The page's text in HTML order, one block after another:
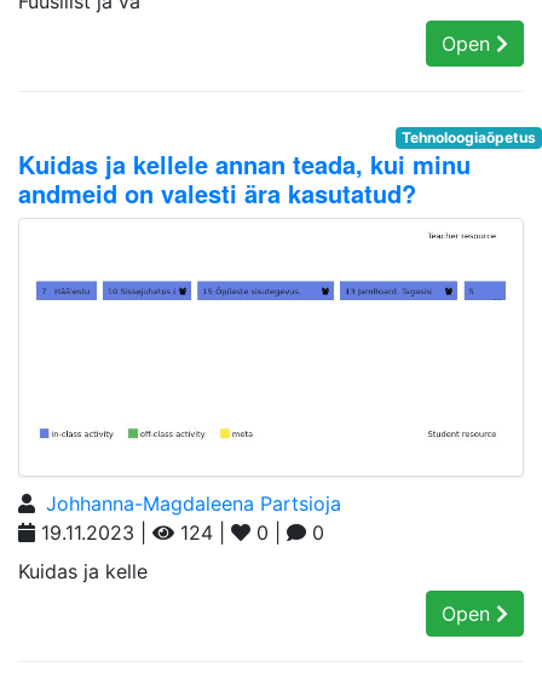
Open
Tehnoloogiaõpetus
Kuidas ja kellele annan teada, kui minu
andmeid on valesti ära kasutatud?
Johhanna-Magdaleena Partsioja
19.11.2023 |
124 | 0 |
0
Kuidas ja kelle
Open